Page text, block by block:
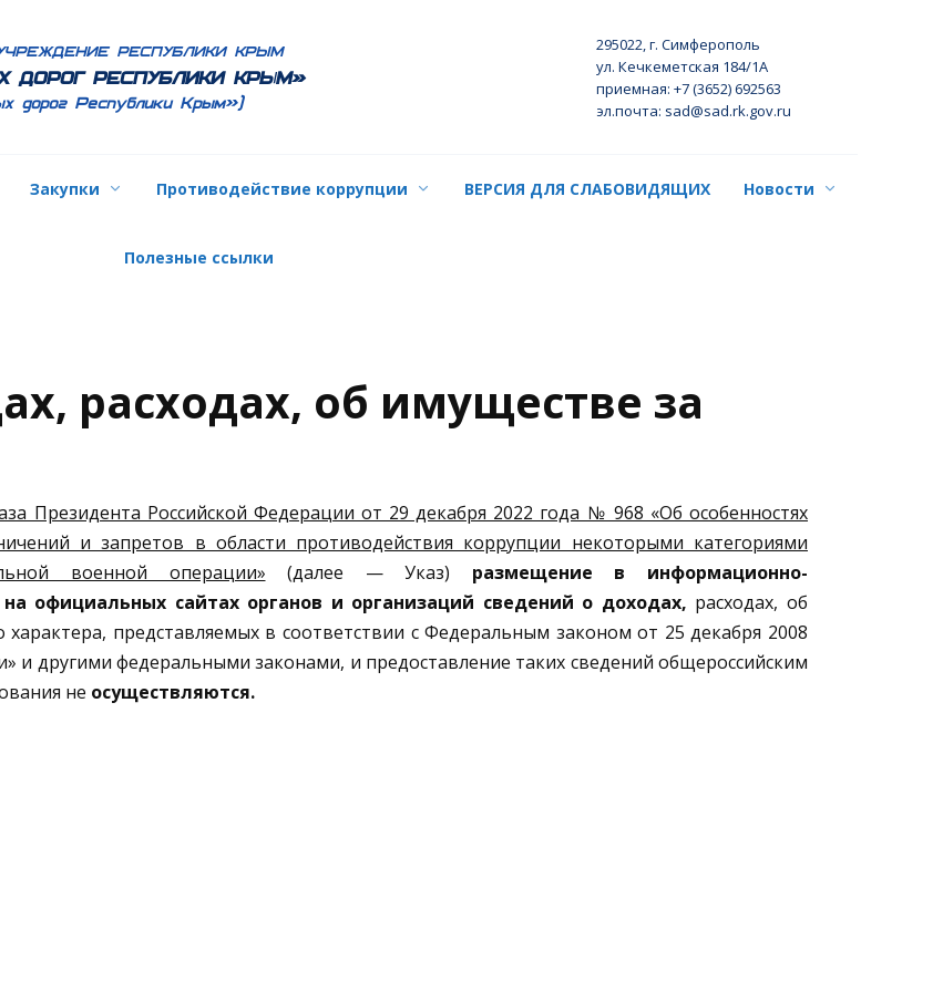
РЕСПУБЛИКИ КРЫМ
ДОРОГ РЕСПУБЛИКИ КРЫМ»
дорог Республики Крым»)
295022, г. Симферополь
ул. Кечкеметская 184/1А
приемная: +7 (3652) 692563
эл.почта: sad@sad.rk.gov.ru
Закупки Противодействие коррупции ВЕРСИЯ ДЛЯ СЛАБОВИДЯЩИХ Новости
Полезные ссылки
расходах, об имуществе за
Президента Российской Федерации от 29 декабря 2022 года № 968 «Об особенностях
и запретов в области противодействия коррупции некоторыми категориями
военной операции» (далее — Указ) размещение в информационно-
официальных сайтах органов и организаций сведений о доходах, расходах, об
представляемых в соответствии с Федеральным законом от 25 декабря 2008
и другими федеральными законами, и предоставление таких сведений общероссийским
не осуществляются.